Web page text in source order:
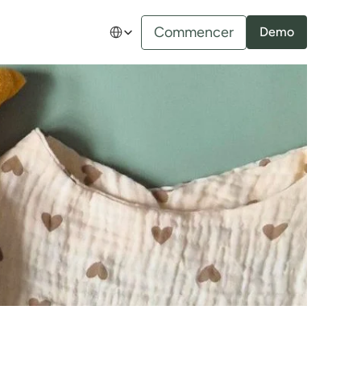
Select Language
Commencer Demo